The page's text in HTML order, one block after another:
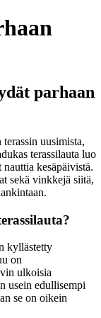
parhaan
uusimista,
terassilauta luo
kesäpäivistä.
sekä vinkkejä siitä,
kyllästetty
on
ulkoisia
usein edullisempi
se on oikein